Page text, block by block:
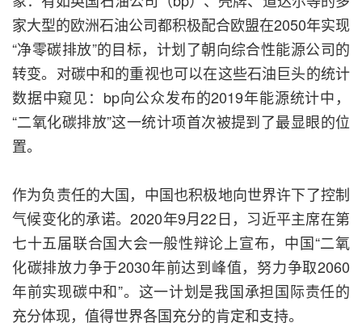
家大型的欧洲石油公司都积极配合欧盟在2050年实现
“净零碳排放”的目标，计划了朝向综合性能源公司的
转变。对碳中和的重视也可以在这些石油巨头的统计
数据中窥见：bp向公众发布的2019年能源统计中，
“二氧化碳排放”这一统计项首次被提到了最显眼的位
置。
作为负责任的大国，中国也积极地向世界许下了控制
气候变化的承诺。2020年9月22日，习近平主席在第
七十五届联合国大会一般性辩论上宣布，中国“二氧
化碳排放力争于2030年前达到峰值，努力争取2060
年前实现碳中和”。这一计划是我国承担国际责任的
充分体现，值得世界各国充分的肯定和支持。